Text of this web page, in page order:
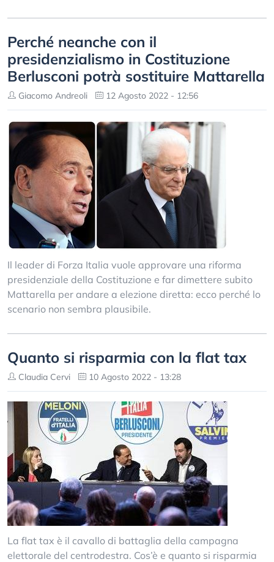
Perché neanche con il
presidenzialismo in Costituzione
Berlusconi potrà sostituire Mattarella
Giacomo Andreoli 12 Agosto 2022 - 12:56
Il leader di Forza Italia vuole approvare una riforma
presidenziale della Costituzione e far dimettere subito
Mattarella per andare a elezione diretta: ecco perché lo
scenario non sembra plausibile.
Quanto si risparmia con la flat tax
Claudia Cervi 10 Agosto 2022 - 13:28
La flat tax è il cavallo di battaglia della campagna
elettorale del centrodestra. Cos’è e quanto si risparmia